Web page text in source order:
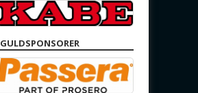
GULDSPONSORER